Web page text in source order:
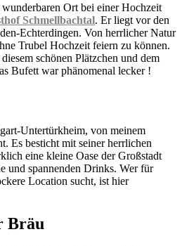
Ort bei einer Hochzeit
Schmellbachtal. Er liegt vor den
Echterdingen. Von herrlicher Natur
Trubel Hochzeit feiern zu können.
schönen Plätzchen und dem
Bufett war phänomenal lecker !
Untertürkheim, von meinem
Es besticht mit seiner herrlichen
eine kleine Oase der Großstadt
und spannenden Drinks. Wer für
Location sucht, ist hier
Bräu